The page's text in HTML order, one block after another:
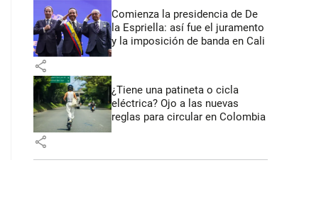
Comienza la presidencia de De
la Espriella: así fue el juramento
y la imposición de banda en Cali
share
¿Tiene una patineta o cicla
eléctrica? Ojo a las nuevas
reglas para circular en Colombia
share